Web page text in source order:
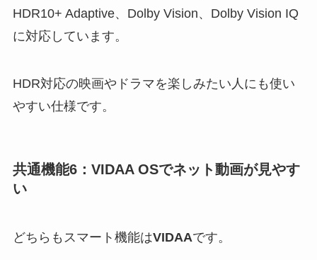
HDR10+ Adaptive、Dolby Vision、Dolby Vision IQ
に対応しています。
HDR対応の映画やドラマを楽しみたい人にも使い
やすい仕様です。
共通機能6：VIDAA OSでネット動画が見やす
い
どちらもスマート機能はVIDAAです。